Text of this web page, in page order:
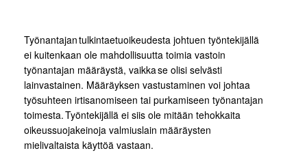
Työnantajan tulkintaetuoikeudesta johtuen työntekijällä
ei kuitenkaan ole mahdollisuutta toimia vastoin
työnantajan määräystä, vaikka se olisi selvästi
lainvastainen. Määräyksen vastustaminen voi johtaa
työsuhteen irtisanomiseen tai purkamiseen työnantajan
toimesta. Työntekijällä ei siis ole mitään tehokkaita
oikeussuojakeinoja valmiuslain määräysten
mielivaltaista käyttöä vastaan.